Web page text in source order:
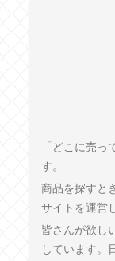
「どこに売
す。
商品を探すと
サイトを運営
皆さんが欲し
しています。